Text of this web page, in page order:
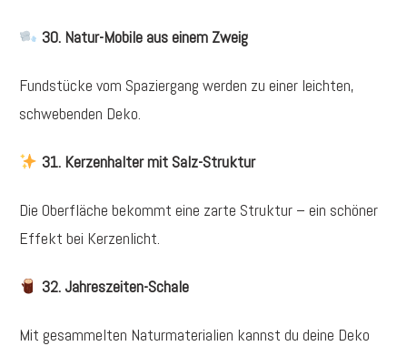
30. Natur-Mobile aus einem Zweig
Fundstücke vom Spaziergang werden zu einer leichten,
schwebenden Deko.
31. Kerzenhalter mit Salz-Struktur
Die Oberfläche bekommt eine zarte Struktur – ein schöner
Effekt bei Kerzenlicht.
32. Jahreszeiten-Schale
Mit gesammelten Naturmaterialien kannst du deine Deko